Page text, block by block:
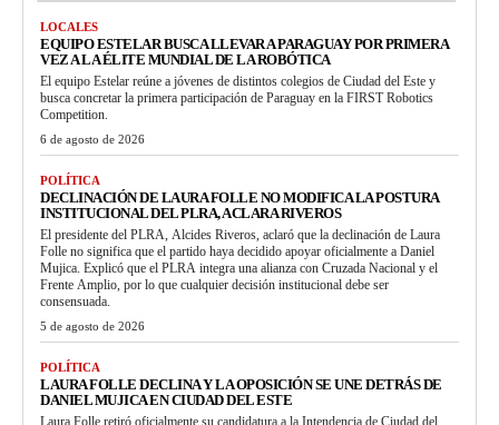
LOCALES
EQUIPO ESTELAR BUSCA LLEVAR A PARAGUAY POR PRIMERA
VEZ A LA ÉLITE MUNDIAL DE LA ROBÓTICA
El equipo Estelar reúne a jóvenes de distintos colegios de Ciudad del Este y
busca concretar la primera participación de Paraguay en la FIRST Robotics
Competition.
6 de agosto de 2026
POLÍTICA
DECLINACIÓN DE LAURA FOLLE NO MODIFICA LA POSTURA
INSTITUCIONAL DEL PLRA, ACLARA RIVEROS
El presidente del PLRA, Alcides Riveros, aclaró que la declinación de Laura
Folle no significa que el partido haya decidido apoyar oficialmente a Daniel
Mujica. Explicó que el PLRA integra una alianza con Cruzada Nacional y el
Frente Amplio, por lo que cualquier decisión institucional debe ser
consensuada.
5 de agosto de 2026
POLÍTICA
LAURA FOLLE DECLINA Y LA OPOSICIÓN SE UNE DETRÁS DE
DANIEL MUJICA EN CIUDAD DEL ESTE
Laura Folle retiró oficialmente su candidatura a la Intendencia de Ciudad del